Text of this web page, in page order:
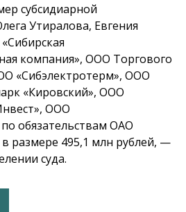
субсидиарной
Утиралова, Евгения
компания», ООО Торгового
«Сибэлектротерм», ООО
«Кировский», ООО
ООО
обязательствам ОАО
размере 495,1 млн рублей, —
суда.